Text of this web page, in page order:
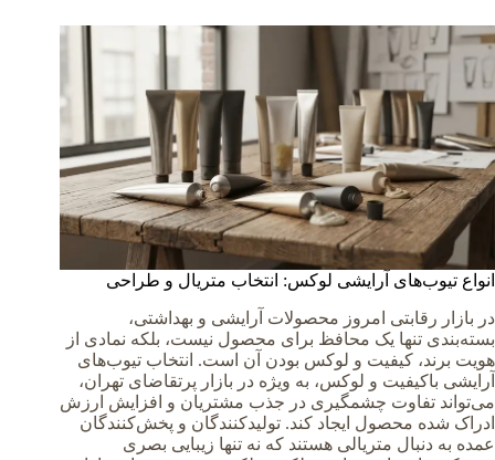
انواع تیوب‌های آرایشی لوکس: انتخاب متریال و طراحی
در بازار رقابتی امروز محصولات آرایشی و بهداشتی،
بسته‌بندی تنها یک محافظ برای محصول نیست، بلکه نمادی از
هویت برند، کیفیت و لوکس بودن آن است. انتخاب تیوب‌های
آرایشی باکیفیت و لوکس، به ویژه در بازار پرتقاضای تهران،
می‌تواند تفاوت چشمگیری در جذب مشتریان و افزایش ارزش
ادراک شده محصول ایجاد کند. تولیدکنندگان و پخش‌کنندگان
عمده به دنبال متریالی هستند که نه تنها زیبایی بصری